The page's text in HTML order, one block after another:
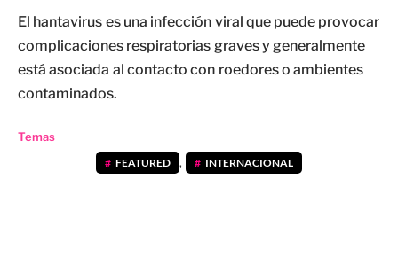
El hantavirus es una infección viral que puede provocar
complicaciones respiratorias graves y generalmente
está asociada al contacto con roedores o ambientes
contaminados.
Temas
FEATURED , INTERNACIONAL